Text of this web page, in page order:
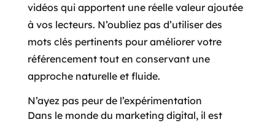
vidéos qui apportent une réelle valeur ajoutée
à vos lecteurs. N’oubliez pas d’utiliser des
mots clés pertinents pour améliorer votre
référencement tout en conservant une
approche naturelle et fluide.
N’ayez pas peur de l’expérimentation
Dans le monde du marketing digital, il est